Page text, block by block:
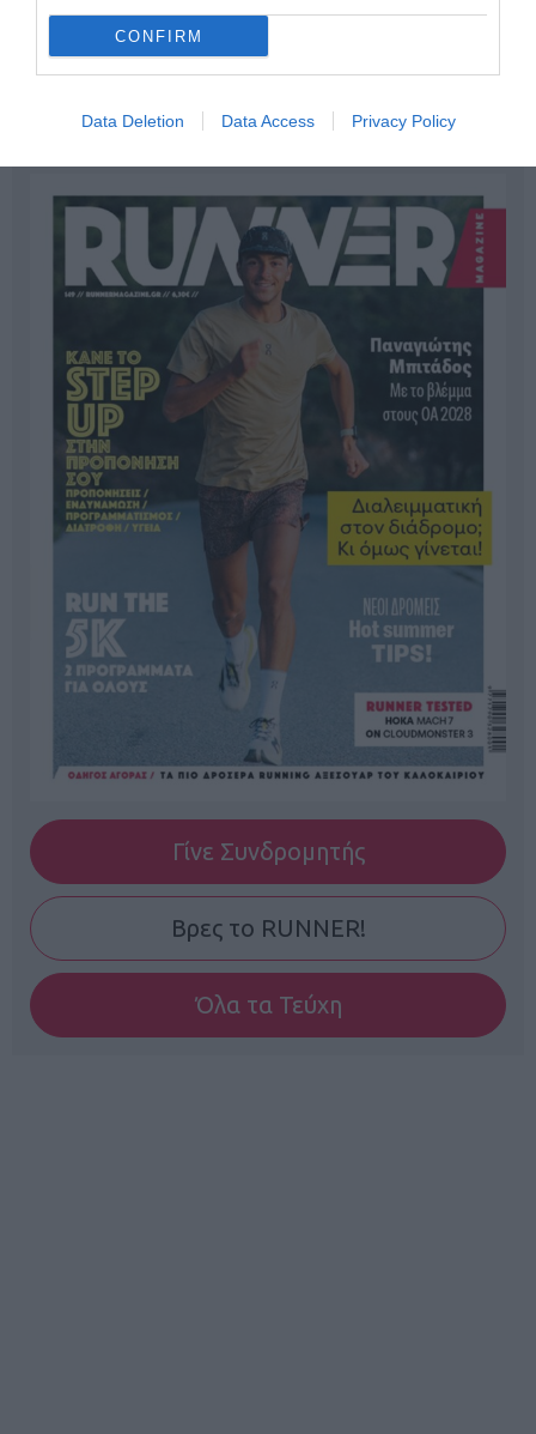
CONFIRM
Data Deletion Data Access Privacy Policy
Γίνε Συνδρομητής
Βρες το RUNNER!
Όλα τα Τεύχη